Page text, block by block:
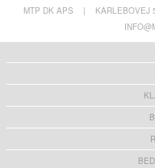
MTP DK APS | KARLEBOVEJ